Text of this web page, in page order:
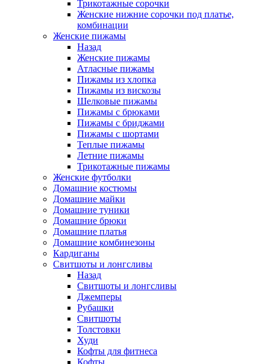
Трикотажные сорочки
Женские нижние сорочки под платье,
комбинации
Женские пижамы
Назад
Женские пижамы
Атласные пижамы
Пижамы из хлопка
Пижамы из вискозы
Шелковые пижамы
Пижамы с брюками
Пижамы с бриджами
Пижамы с шортами
Теплые пижамы
Летние пижамы
Трикотажные пижамы
Женские футболки
Домашние костюмы
Домашние майки
Домашние туники
Домашние брюки
Домашние платья
Домашние комбинезоны
Кардиганы
Свитшоты и лонгсливы
Назад
Свитшоты и лонгсливы
Джемперы
Рубашки
Свитшоты
Толстовки
Худи
Кофты для фитнеса
Кофты